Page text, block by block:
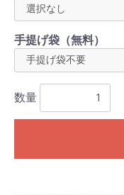
手提げ袋（無料）
数量